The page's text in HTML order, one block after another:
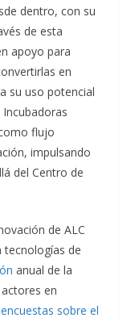
dentro, con su
de esta
apoyo para
en
su uso potencial
flujo
impulsando
del Centro de
de ALC
tecnologías de
anual de la
en
encuestas sobre el